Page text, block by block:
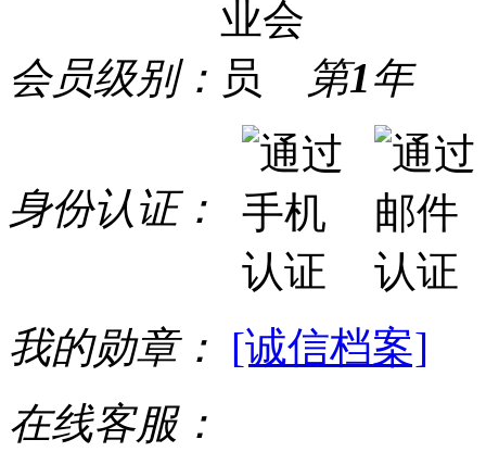
会员级别： 第1年
身份认证：
我的勋章： [诚信档案]
在线客服：